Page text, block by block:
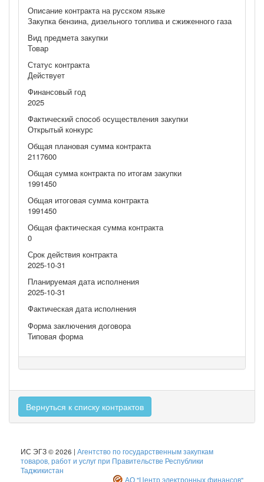
Описание контракта на русском языке
Закупка бензина, дизельного топлива и сжиженного газа
Вид предмета закупки
Товар
Статус контракта
Действует
Финансовый год
2025
Фактический способ осуществления закупки
Открытый конкурс
Общая плановая сумма контракта
2117600
Общая сумма контракта по итогам закупки
1991450
Общая итоговая сумма контракта
1991450
Общая фактическая сумма контракта
0
Срок действия контракта
2025-10-31
Планируемая дата исполнения
2025-10-31
Фактическая дата исполнения
Форма заключения договора
Типовая форма
Вернуться к списку контрактов
ИС ЭГЗ © 2026 | Агентство по государственным закупкам
товаров, работ и услуг при Правительстве Республики
Таджикистан
АО "Центр электронных финансов"